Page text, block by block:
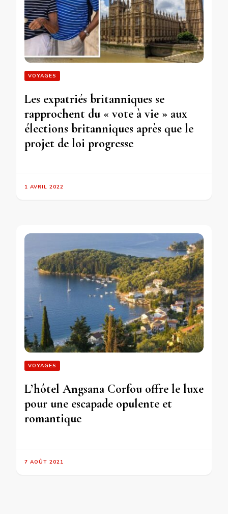
VOYAGES
Les expatriés britanniques se
rapprochent du « vote à vie » aux
élections britanniques après que le
projet de loi progresse
1 AVRIL 2022
VOYAGES
L’hôtel Angsana Corfou offre le luxe
pour une escapade opulente et
romantique
7 AOÛT 2021